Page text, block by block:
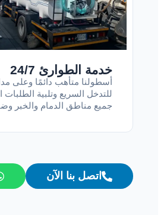
خدمة الطوارئ 24/7
أسطولنا متأهب دائمًا وعلى
للتدخل السريع وتلبية الطلبات
جميع مناطق الدمام والخبر
اتصل بنا الآن